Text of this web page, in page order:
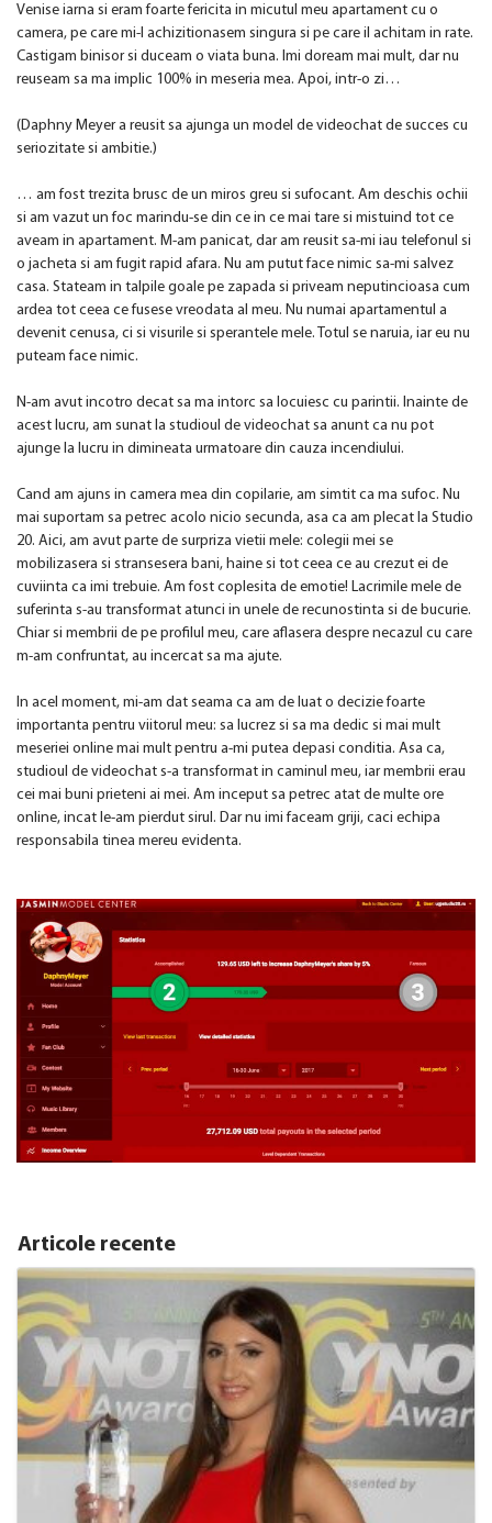
Venise iarna si eram foarte fericita in micutul meu apartament cu o
camera, pe care mi-l achizitionasem singura si pe care il achitam in rate.
Castigam binisor si duceam o viata buna. Imi doream mai mult, dar nu
reuseam sa ma implic 100% in meseria mea. Apoi, intr-o zi…
(Daphny Meyer a reusit sa ajunga un model de videochat de succes cu
seriozitate si ambitie.)
… am fost trezita brusc de un miros greu si sufocant. Am deschis ochii
si am vazut un foc marindu-se din ce in ce mai tare si mistuind tot ce
aveam in apartament. M-am panicat, dar am reusit sa-mi iau telefonul si
o jacheta si am fugit rapid afara. Nu am putut face nimic sa-mi salvez
casa. Stateam in talpile goale pe zapada si priveam neputincioasa cum
ardea tot ceea ce fusese vreodata al meu. Nu numai apartamentul a
devenit cenusa, ci si visurile si sperantele mele. Totul se naruia, iar eu nu
puteam face nimic.
N-am avut incotro decat sa ma intorc sa locuiesc cu parintii. Inainte de
acest lucru, am sunat la studioul de videochat sa anunt ca nu pot
ajunge la lucru in dimineata urmatoare din cauza incendiului.
Cand am ajuns in camera mea din copilarie, am simtit ca ma sufoc. Nu
mai suportam sa petrec acolo nicio secunda, asa ca am plecat la Studio
20. Aici, am avut parte de surpriza vietii mele: colegii mei se
mobilizasera si stransesera bani, haine si tot ceea ce au crezut ei de
cuviinta ca imi trebuie. Am fost coplesita de emotie! Lacrimile mele de
suferinta s-au transformat atunci in unele de recunostinta si de bucurie.
Chiar si membrii de pe profilul meu, care aflasera despre necazul cu care
m-am confruntat, au incercat sa ma ajute.
In acel moment, mi-am dat seama ca am de luat o decizie foarte
importanta pentru viitorul meu: sa lucrez si sa ma dedic si mai mult
meseriei online mai mult pentru a-mi putea depasi conditia. Asa ca,
studioul de videochat s-a transformat in caminul meu, iar membrii erau
cei mai buni prieteni ai mei. Am inceput sa petrec atat de multe ore
online, incat le-am pierdut sirul. Dar nu imi faceam griji, caci echipa
responsabila tinea mereu evidenta.
Articole recente